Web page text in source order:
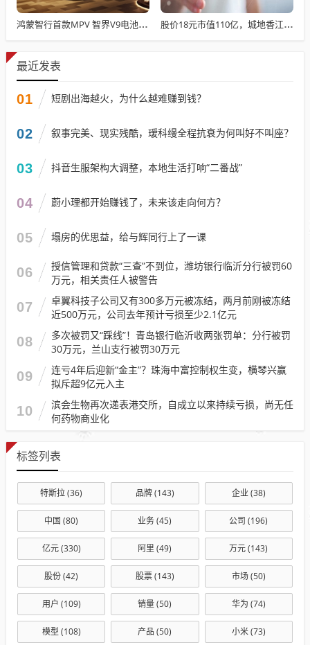
鸿蒙智行首款MPV 智界V9电池信息曝光：WLTC最远续航223km 股价18元市值110亿，城地香江却被查出连续7季财报失真
最近发表
01 短剧出海越火，为什么越难赚到钱？
02 叙事完美、现实残酷，瑷科缦全程抗衰为何叫好不叫座？
03 抖音生服架构大调整，本地生活打响“二番战”
04 蔚小理都开始赚钱了，未来该走向何方？
05 塌房的优思益，给与辉同行上了一课
06
授信管理和贷款“三查”不到位，潍坊银行临沂分行被罚60
万元，相关责任人被警告
07
卓翼科技子公司又有300多万元被冻结，两月前刚被冻结
近500万元，公司去年预计亏损至少2.1亿元
08
多次被罚又“踩线”！青岛银行临沂收两张罚单：分行被罚
30万元，兰山支行被罚30万元
09
连亏4年后迎新“金主”？珠海中富控制权生变，横琴兴赢
拟斥超9亿元入主
10
滨会生物再次递表港交所，自成立以来持续亏损，尚无任
何药物商业化
标签列表
特斯拉(36) 品牌(143) 企业(38)
中国 (80) 业务(45) 公司 (196)
亿元(330) 阿里 (49) 万元(143)
股份(42) 股票(143) 市场(50)
用户 (109) 销量(50) 华为 (74)
模型 (108) 产品 (50) 小米(73)